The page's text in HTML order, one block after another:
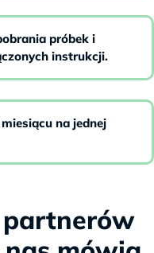
próbek i
instrukcji.
na jednej
partnerów